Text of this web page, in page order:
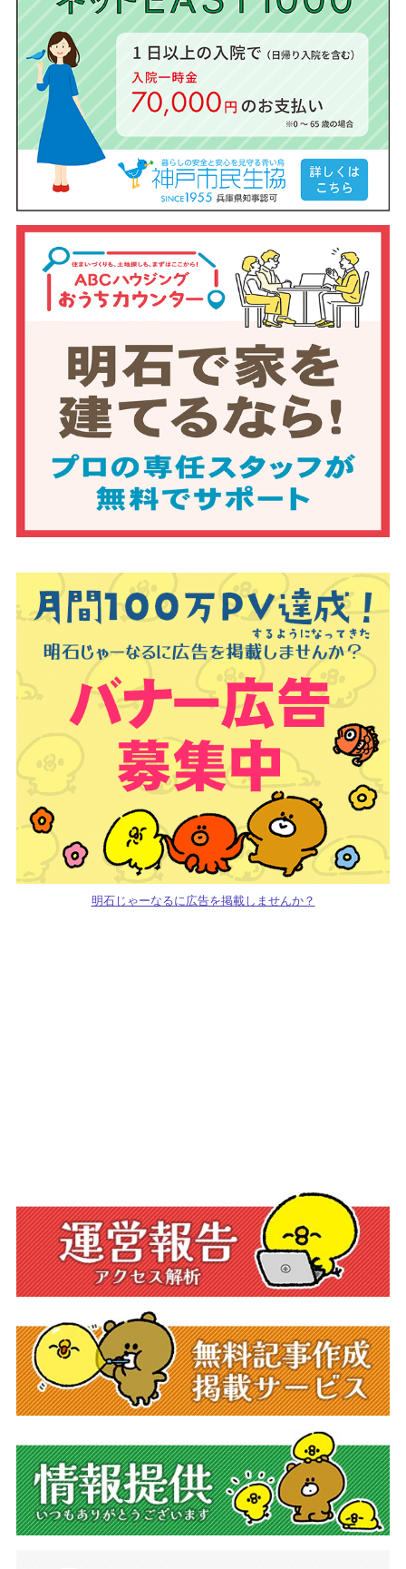
明石じゃーなるに広告を掲載しませんか？